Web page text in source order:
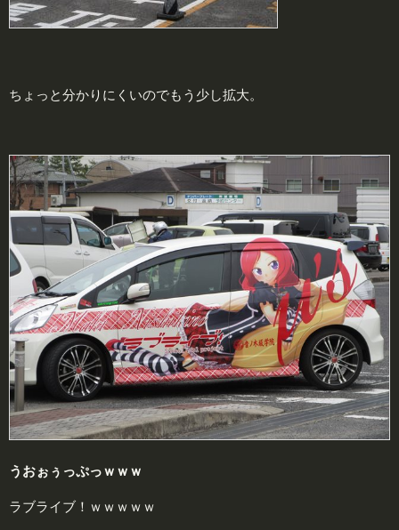
ちょっと分かりにくいのでもう少し拡大。
うおぉぅっぷっｗｗｗ
ラブライブ！ｗｗｗｗｗ